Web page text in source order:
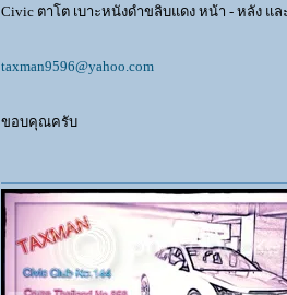
Civic ตาโต เบาะหนังดำขลิบแดง หน้า - หลัง แล
taxman9596@yahoo.com
ขอบคุณครับ